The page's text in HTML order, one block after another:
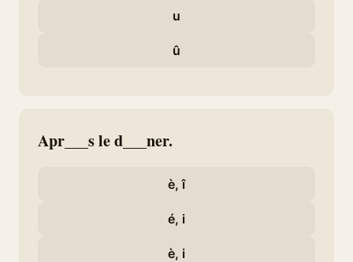
u
û
Apr___s le d___ner.
è, î
é, i
è, i